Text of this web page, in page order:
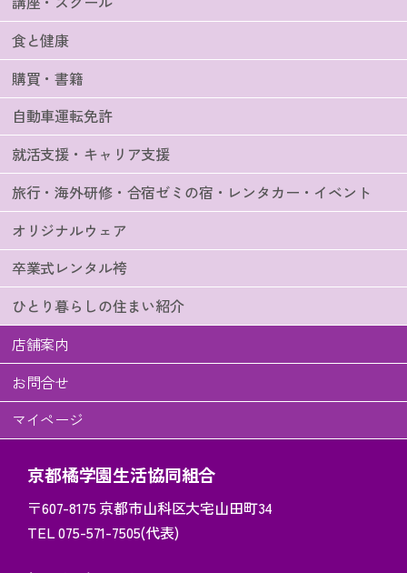
食と健康
購買・書籍
自動車運転免許
就活支援・キャリア支援
旅行・海外研修・合宿ゼミの宿・レンタカー・イベント
オリジナルウェア
卒業式レンタル袴
ひとり暮らしの住まい紹介
店舗案内
お問合せ
マイページ
京都橘学園生活協同組合
〒607-8175京都市山科区大宅山田町34
TEL 075-571-7505(代表)